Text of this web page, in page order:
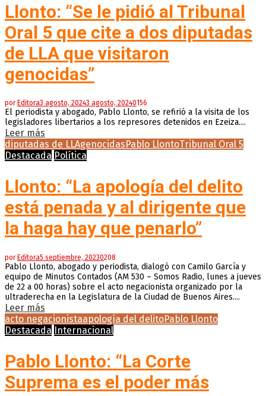
Llonto: “Se le pidió al Tribunal
Oral 5 que cite a dos diputadas
de LLA que visitaron
genocidas”
por Editora3 agosto, 20243 agosto, 20240156
El periodista y abogado, Pablo Llonto, se refirió a la visita de los
legisladores libertarios a los represores detenidos en Ezeiza....
Leer más
diputadas de LLAgenocidas Pablo LlontoTribunal Oral 5
Destacada Política
Llonto: “La apología del delito
está penada y al dirigente que
la haga hay que penarlo”
por Editora5 septiembre, 20230208
Pablo Llonto, abogado y periodista, dialogó con Camilo García y
equipo de Minutos Contados (AM 530 – Somos Radio, lunes a jueves
de 22 a 00 horas) sobre el acto negacionista organizado por la
ultraderecha en la Legislatura de la Ciudad de Buenos Aires....
Leer más
acto negacionistaapología del delitoPablo Llonto
Destacada Internacional
Pablo Llonto: “La Corte
Suprema es el poder más